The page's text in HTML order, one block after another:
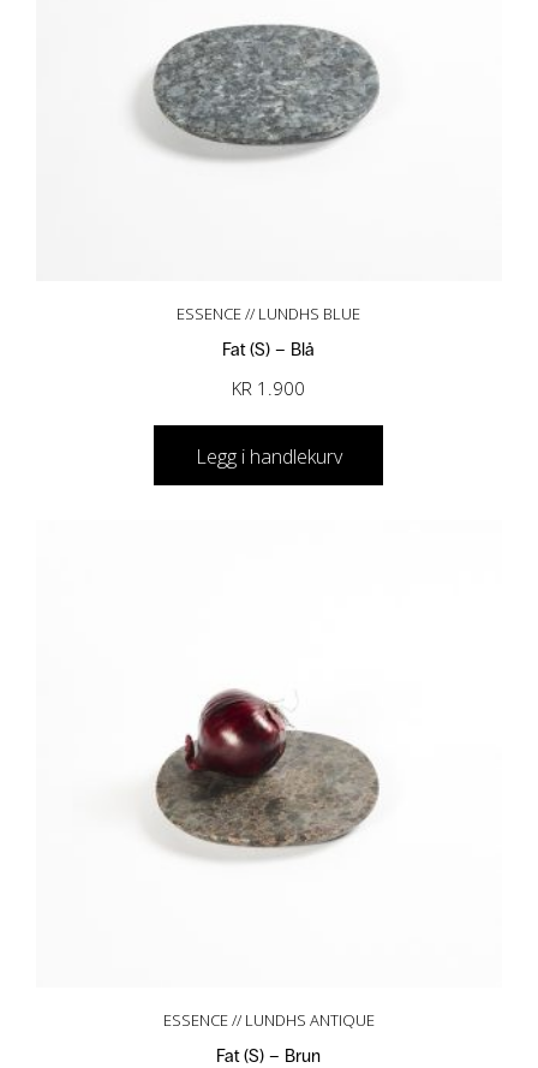
ESSENCE // LUNDHS BLUE
Fat (S) – Blå
KR 1.900
Legg i handlekurv
ESSENCE // LUNDHS ANTIQUE
Fat (S) – Brun